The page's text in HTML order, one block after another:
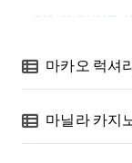
마카오 럭셔
마닐라 카지